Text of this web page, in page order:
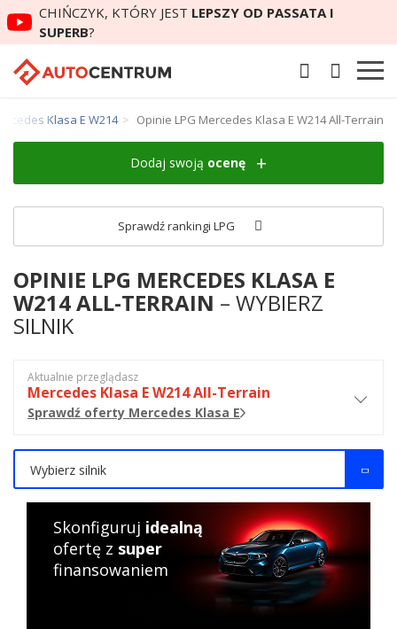
CHIŃCZYK, KTÓRY JEST LEPSZY OD PASSATA I
SUPERB?
Klasa E W214 Opinie LPG Mercedes Klasa E W214 All-Terrain
Dodaj swoją ocenę
Sprawdź rankingi LPG
OPINIE LPG MERCEDES KLASA E
W214 ALL-TERRAIN – WYBIERZ
SILNIK
Aktualnie przeglądasz
Mercedes Klasa E W214 All-Terrain
Sprawdź oferty Mercedes Klasa E
Wybierz silnik
Skonfiguruj idealną
ofertę z super
finansowaniem